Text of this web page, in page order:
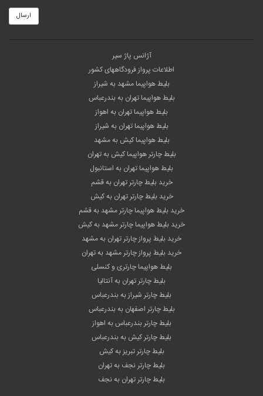
ارسال
آژانس پاژ سیر
اطلاعات پرواز فرودگاههای کشور
بلیط هواپیما مشهد به شیراز
بلیط هواپیما تهران به بندرعباس
بلیط هواپیما تهران به اهواز
بلیط هواپیما تهران به شیراز
بلیط هواپیما کیش به مشهد
بلیط چارتر هواپیما کیش به تهران
بلیط هواپیما تهران به استانبول
خرید بلیط چارتر تهران به قشم
خرید بلیط چارتر تهران به کیش
خرید بلیط هواپیما چارتر مشهد به قشم
خرید بلیط هواپیما چارتر مشهد به کیش
خرید بلیط پرواز چارتر تهران به مشهد
خرید بلیط پرواز چارتر مشهد به تهران
بلیط هواپیما چارتری و کنسلی
بلیط چارتر تهران به آنتالیا
بلیط چارتر شیراز به بندرعباس
بلیط چارتر اصفهان به بندرعباس
بلیط چارتر بندرعباس به اهواز
بلیط چارتر کیش به بندرعباس
بلیط چارتر تبریز به کیش
بلیط چارتر نجف به تهران
بلیط چارتر تهران به نجف